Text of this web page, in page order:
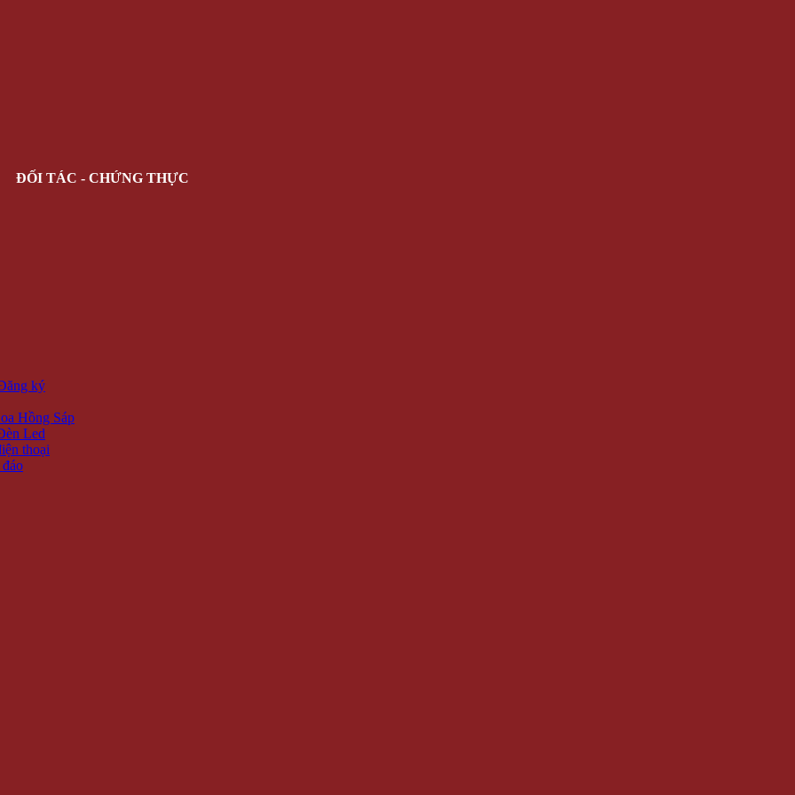
ĐỐI TÁC - CHỨNG THỰC
ký
Hồng Sáp
Led
thoại